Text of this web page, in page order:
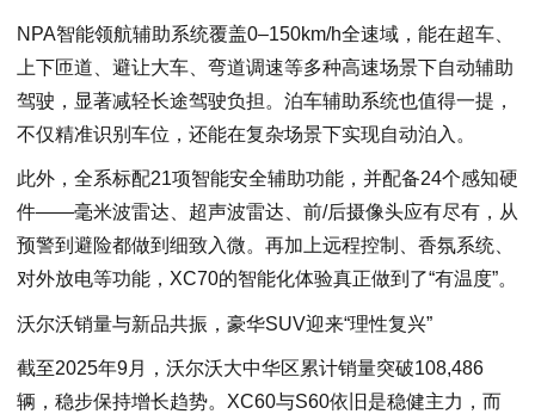
NPA智能领航辅助系统覆盖0–150km/h全速域，能在超车、
上下匝道、避让大车、弯道调速等多种高速场景下自动辅助
驾驶，显著减轻长途驾驶负担。泊车辅助系统也值得一提，
不仅精准识别车位，还能在复杂场景下实现自动泊入。
此外，全系标配21项智能安全辅助功能，并配备24个感知硬
件——毫米波雷达、超声波雷达、前/后摄像头应有尽有，从
预警到避险都做到细致入微。再加上远程控制、香氛系统、
对外放电等功能，XC70的智能化体验真正做到了“有温度”。
沃尔沃销量与新品共振，豪华SUV迎来“理性复兴”
截至2025年9月，沃尔沃大中华区累计销量突破108,486
辆，稳步保持增长趋势。XC60与S60依旧是稳健主力，而